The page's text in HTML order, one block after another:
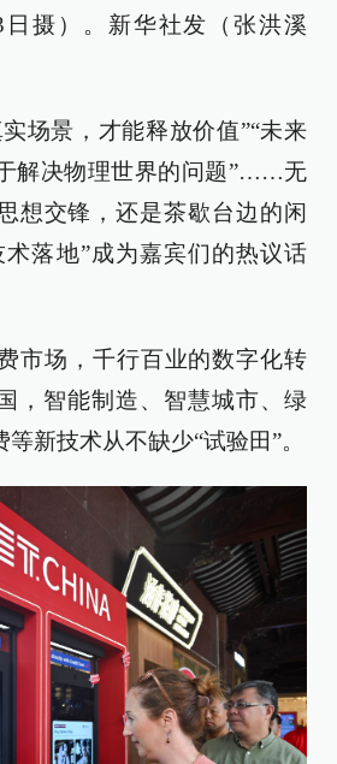
日摄）。新华社发（张洪溪
场景，才能释放价值”“未来
解决物理世界的问题”……无
想交锋，还是茶歇台边的闲
落地”成为嘉宾们的热议话
市场，千行百业的数字化转
智能制造、智慧城市、绿
新技术从不缺少“试验田”。